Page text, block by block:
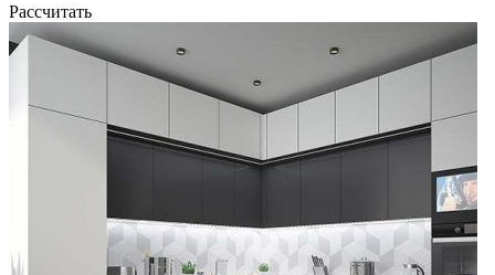
Рассчитать